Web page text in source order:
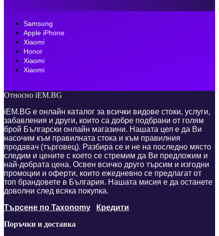
Samsung
Apple iPhone
Xiaomi
Honor
Xiaomi
Xiaomi
Относно iEM.BG
iEM.BG е онлайн каталог за всички видове стоки, услуги,
забавления и други, които са добре подбрани от голям
брой Български онлайн магазини. Нашата цел е да Ви
насочим към правилната стока и към правилния
продавач (търговец). Разбира се и не на последно място
следим и цените с което се стремим да Ви предложим и
най-добрата цена. Освен всичко друго търсим и изгодни
промоции и оферти, които ежедневно се предлагат от
топ брандовете в България. Нашата мисия е да останете
доволни след всяка покупка.
Търсене по Taxonomy
Кредити
Поръчки и доставка